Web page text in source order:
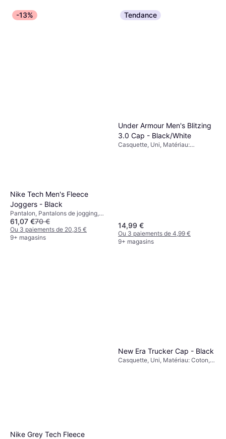
-13%
Nike Tech Men's Fleece
Joggers - Black
Pantalon, Pantalons de jogging,
Uni, Matériau: Polaire, Coton,
Polyester, Poches
61,07 €70 €
Ou 3 paiements de 20,35 €
9+ magasins
Tendance
Under Armour Men's Blitzing
3.0 Cap - Black/White
Casquette, Uni, Matériau:
14,99 €
Ou 3 paiements de 4,99 €
9+ magasins
Nike Grey Tech Fleece
New Era Trucker Cap - Black
Casquette, Uni, Matériau: Coton,